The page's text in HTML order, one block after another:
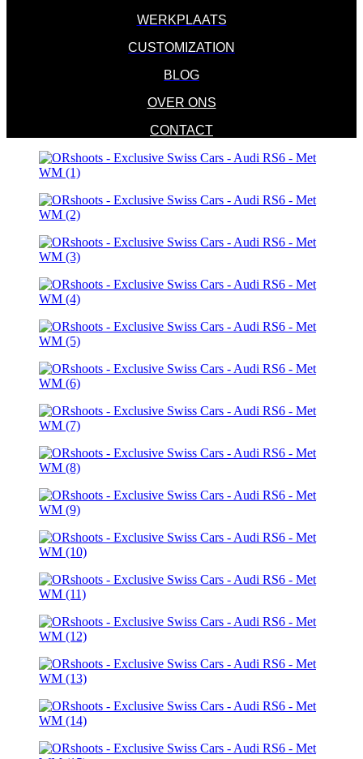
WERKPLAATS
CUSTOMIZATION
BLOG
OVER ONS
CONTACT